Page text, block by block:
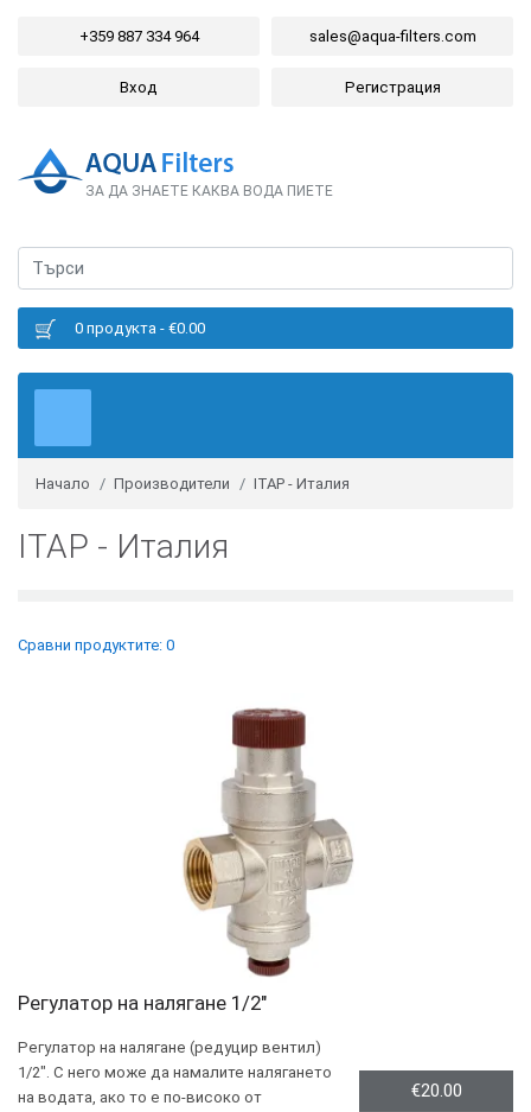
+359 887 334 964 sales@aqua-filters.com
Вход Регистрация
ЗА ДА ЗНАЕТЕ КАКВА ВОДА ПИЕТЕ
0 продукта - €0.00
Начало Производители ITAP - Италия
ITAP - Италия
Сравни продуктите: 0
Регулатор на налягане 1/2"
Регулатор на налягане (редуцир вентил)
1/2". С него може да намалите налягането
на водата, ако то е по-високо от
€20.00